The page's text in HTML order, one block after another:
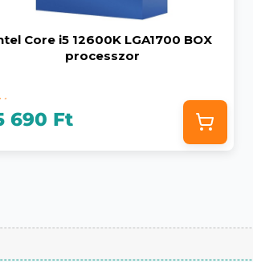
Core i5 12600K LGA1700 BOX
processzor
690 Ft